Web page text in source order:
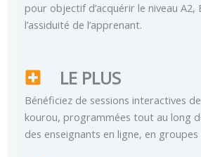
pour objectif d’acquérir le niveau A2,
l’assiduité de l’apprenant.
LE PLUS
Bénéficiez de sessions interactives
kourou, programmées tout au long
des enseignants en ligne, en